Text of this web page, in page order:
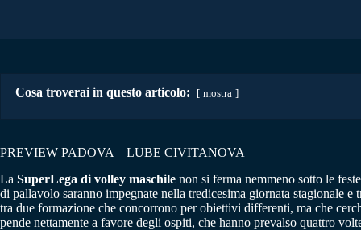
Cosa troverai in questo articolo: mostra
PREVIEW PADOVA – LUBE CIVITANOVA
La SuperLega di volley maschile non si ferma nemmeno sotto le
di pallavolo saranno impegnate nella tredicesima giornata stagionale
tra due formazione che concorrono per obiettivi differenti, ma che
pende nettamente a favore degli ospiti, che hanno prevalso quattro